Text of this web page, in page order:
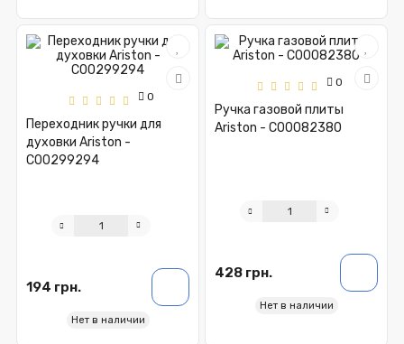
0
Переходник ручки для
духовки Ariston -
C00299294
194 грн.
Нет в наличии
0
Ручка газовой плиты
Ariston - C00082380
428 грн.
Нет в наличии